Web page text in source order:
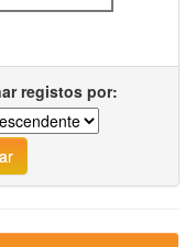
registos por: